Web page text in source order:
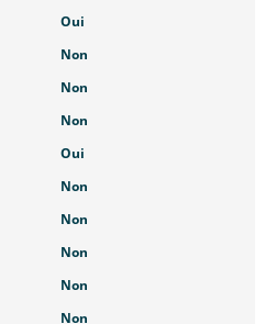
Oui
Non
Non
Non
Oui
Non
Non
Non
Non
Non